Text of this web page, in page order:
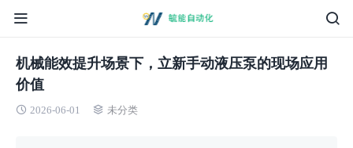
机械能效提升场景下，立新手动液压泵的现场应用
价值
2026-06-01 未分类